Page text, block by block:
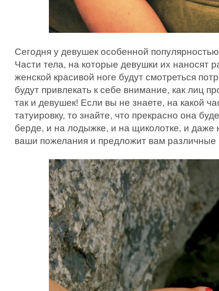
Сегодня у девушек особенной
Части тела, на которые девушки их наносят
женской красивой ноге будут смотреться
будут привлекать к себе внимание, как лиц
так и девушек! Если вы не знаете, на какой
татуировку, то знайте, что прекрасно она
берде, и на лодыжке, и на щиколотке, и даже
ваши пожелания и предложит вам различные